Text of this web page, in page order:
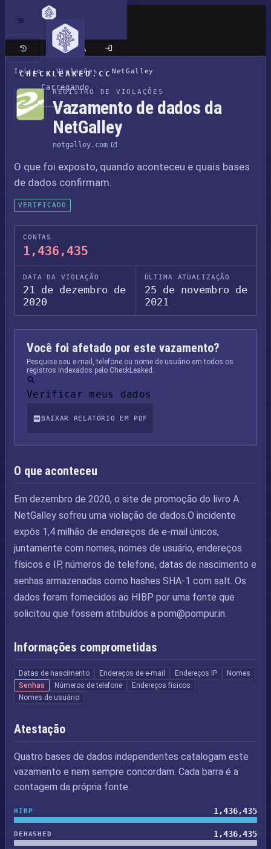
CHECKLEAKED.CC
Carregando
Site clássico
Início / Violações / NetGalley
REGISTRO DE VIOLAÇÕES
Vazamento de dados da
NetGalley
netgalley.com
O que foi exposto, quando aconteceu e quais bases
de dados confirmam.
VERIFICADO
CONTAS
1,436,435
DATA DA VIOLAÇÃO
21 de dezembro de
2020
ÚLTIMA ATUALIZAÇÃO
25 de novembro de
2021
Você foi afetado por este vazamento?
Pesquise seu e-mail, telefone ou nome de usuário em todos os
registros indexados pelo CheckLeaked.
Verificar meus dados
BAIXAR RELATÓRIO EM PDF
O que aconteceu
Em dezembro de 2020, o site de promoção do livro A
NetGalley sofreu uma violação de dados.O incidente
expôs 1,4 milhão de endereços de e-mail únicos,
juntamente com nomes, nomes de usuário, endereços
físicos e IP, números de telefone, datas de nascimento e
senhas armazenadas como hashes SHA-1 com salt. Os
dados foram fornecidos ao HIBP por uma fonte que
solicitou que fossem atribuídos a pom@pompur.in.
Informações comprometidas
Datas de nascimento Endereços de e-mail Endereços IP
Nomes
Senhas
Números de telefone
Endereços físicos
Nomes de usuário
Atestação
Quatro bases de dados independentes catalogam este
vazamento e nem sempre concordam. Cada barra é a
contagem da própria fonte.
HIBP 1,436,435
DEHASHED 1,436,435